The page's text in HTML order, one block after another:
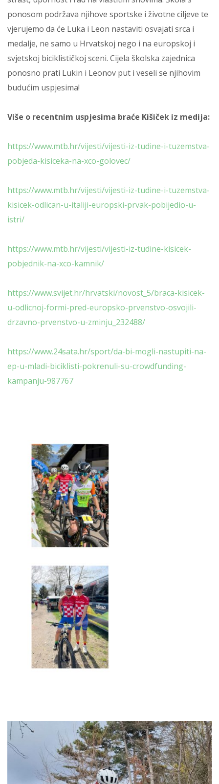
ponosom podržava njihove sportske i životne ciljeve te
vjerujemo da će Luka i Leon nastaviti osvajati srca i
medalje, ne samo u Hrvatskoj nego i na europskoj i
svjetskoj biciklističkoj sceni. Cijela školska zajednica
ponosno prati Lukin i Leonov put i veseli se njihovim
budućim uspjesima!
Više o recentnim uspjesima braće Kišiček iz medija:
https://www.mtb.hr/vijesti/vijesti-iz-tudine-i-tuzemstva-
pobjeda-kisiceka-na-xco-golovec/
https://www.mtb.hr/vijesti/vijesti-iz-tudine-i-tuzemstva-
kisicek-odlican-u-italiji-europski-prvak-pobijedio-u-
istri/
https://www.mtb.hr/vijesti/vijesti-iz-tudine-kisicek-
pobjednik-na-xco-kamnik/
https://www.svijet.hr/hrvatski/novost_5/braca-kisicek-
u-odlicnoj-formi-pred-europsko-prvenstvo-osvojili-
drzavno-prvenstvo-u-zminju_232488/
https://www.24sata.hr/sport/da-bi-mogli-nastupiti-na-
ep-u-mladi-biciklisti-pokrenuli-su-crowdfunding-
kampanju-987767